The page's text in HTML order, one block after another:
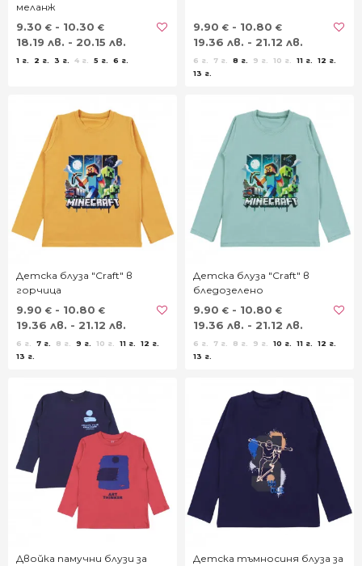
меланж
9.30 € - 10.30 €
18.19 лв. - 20.15 лв.
1 г. 2 г. 3 г. 4 г. 5 г. 6 г.
9.90 € - 10.80 €
19.36 лв. - 21.12 лв.
6 г. 7 г. 8 г. 9 г. 10 г. 11 г.
12 г.
13 г.
Детска блуза "Craft" в
горчица
9.90 € - 10.80 €
19.36 лв. - 21.12 лв.
6 г. 7 г. 8 г. 9 г. 10 г. 11 г.
12 г.
13 г.
Детска блуза "Craft" в
бледозелено
9.90 € - 10.80 €
19.36 лв. - 21.12 лв.
6 г. 7 г. 8 г. 9 г. 10 г. 11 г.
12 г.
13 г.
Двойка памучни блузи за
Детска тъмносиня блуза за